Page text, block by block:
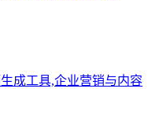
成工具,企业营销与内容